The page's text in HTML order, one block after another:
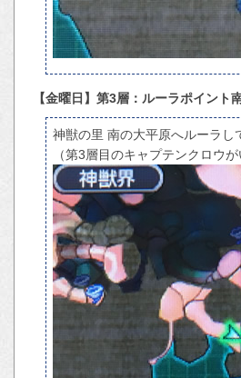
【金曜日】第3層：ルーラポイント
神獣の里 南の大平原へルーラ
（第3層目のキャプテンクロウ